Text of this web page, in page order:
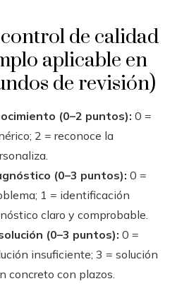
de calidad
aplicable en
de revisión)
(0–2 puntos): 0 =
2 = reconoce la
(0–3 puntos): 0 =
1 = identificación
claro y comprobable.
(0–3 puntos): 0 =
insuficiente; 3 = solución
concreto con plazos.